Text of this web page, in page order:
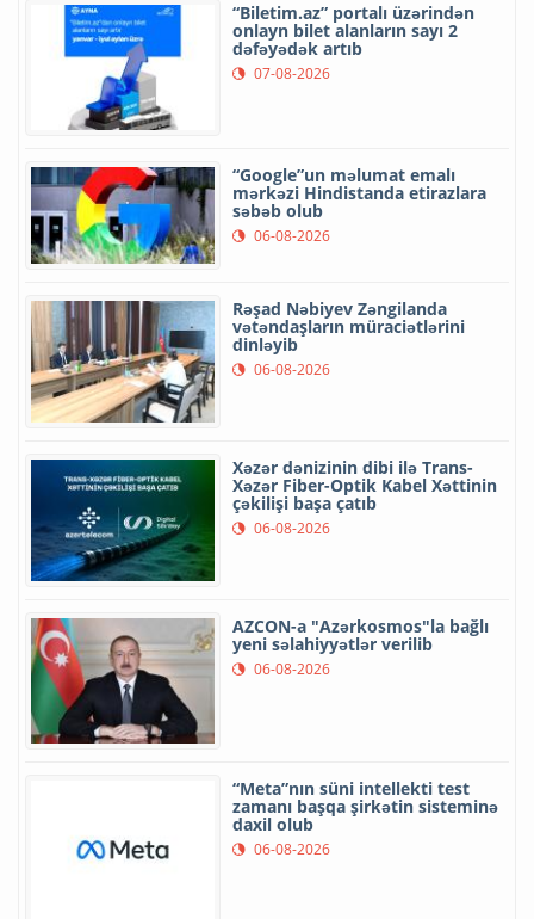
“Biletim.az” portalı üzərindən
onlayn bilet alanların sayı 2
dəfəyədək artıb
07-08-2026
“Google”un məlumat emalı
mərkəzi Hindistanda etirazlara
səbəb olub
06-08-2026
Rəşad Nəbiyev Zəngilanda
vətəndaşların müraciətlərini
dinləyib
06-08-2026
Xəzər dənizinin dibi ilə Trans-
Xəzər Fiber-Optik Kabel Xəttinin
çəkilişi başa çatıb
06-08-2026
AZCON-a "Azərkosmos"la bağlı
yeni səlahiyyətlər verilib
06-08-2026
“Meta”nın süni intellekti test
zamanı başqa şirkətin sisteminə
daxil olub
06-08-2026